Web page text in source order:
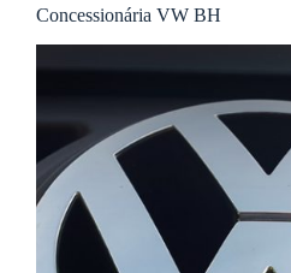
Concessionária VW BH